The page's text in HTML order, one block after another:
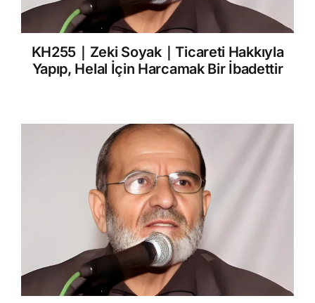
KH255｜Zeki Soyak｜Ticareti Hakkıyla
Yapıp, Helal İçin Harcamak Bir İbadettir